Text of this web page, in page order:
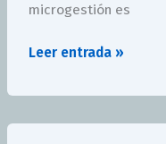
microgestión es
Leer entrada »